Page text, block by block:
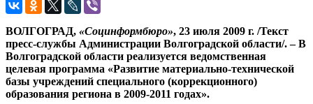
ВОЛГОГРАД, «Социнформбюро», 23 июля 2009 г. /Текст
пресс-службы Администрации Волгоградской области/. – В
Волгоградской области реализуется ведомственная
целевая программа «Развитие материально-технической
базы учреждений специального (коррекционного)
образования региона в 2009-2011 годах».